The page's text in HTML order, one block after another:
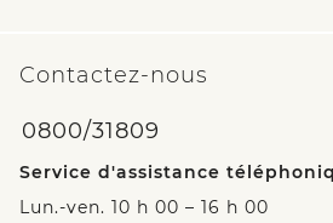
Contactez-nous
0800/31809
Service d'assistance
Lun.-ven. 10 h 00 – 16 h 00